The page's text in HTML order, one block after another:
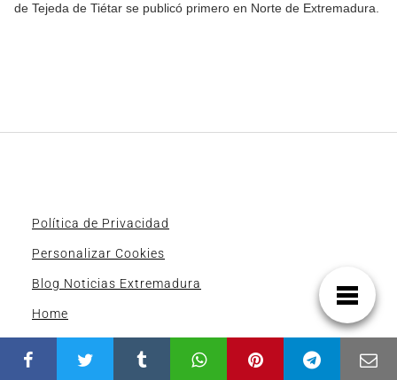
de Tejeda de Tiétar se publicó primero en Norte de Extremadura.
Política de Privacidad
Personalizar Cookies
Blog Noticias Extremadura
Home